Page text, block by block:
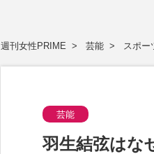
週刊女性PRIME 芸能 スポー
芸能
羽生結弦はな